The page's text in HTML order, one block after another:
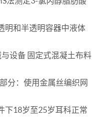
明和半透明容器中液体
设备 固定式混凝土布料
分：使用金属丝编织网
下18岁至25岁耳科正常